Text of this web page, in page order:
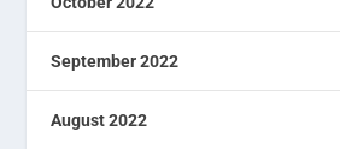
September 2022
August 2022